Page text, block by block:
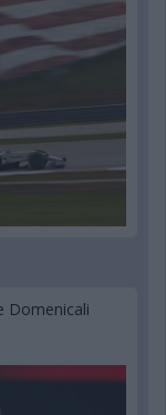
Domenicali